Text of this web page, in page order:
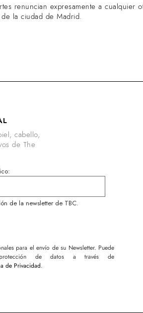
renuncian expresamente a
la ciudad de Madrid.
cabello,
de The
de la newsletter de TBC.
para el envío de su Newsletter. Puede
de datos a través de
de Privacidad.